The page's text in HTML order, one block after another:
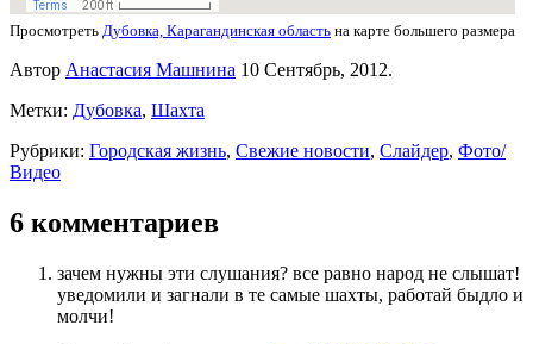
Просмотреть Дубовка, Карагандинская область на карте большего размера
Автор Анастасия Машнина 10 Сентябрь, 2012.
Метки: Дубовка, Шахта
Рубрики: Городская жизнь, Свежие новости, Слайдер, Фото/
Видео
6 комментариев
зачем нужны эти слушания? все равно народ не слышат!
уведомили и загнали в те самые шахты, работай быдло и
молчи!